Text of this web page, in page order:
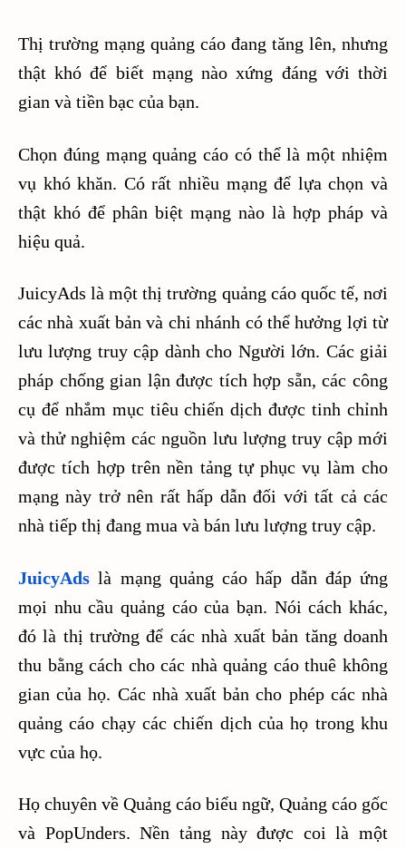
Thị trường mạng quảng cáo đang tăng lên, nhưng
thật khó để biết mạng nào xứng đáng với thời
gian và tiền bạc của bạn.
Chọn đúng mạng quảng cáo có thể là một nhiệm
vụ khó khăn. Có rất nhiều mạng để lựa chọn và
thật khó để phân biệt mạng nào là hợp pháp và
hiệu quả.
JuicyAds là một thị trường quảng cáo quốc tế, nơi
các nhà xuất bản và chi nhánh có thể hưởng lợi từ
lưu lượng truy cập dành cho Người lớn. Các giải
pháp chống gian lận được tích hợp sẵn, các công
cụ để nhắm mục tiêu chiến dịch được tinh chỉnh
và thử nghiệm các nguồn lưu lượng truy cập mới
được tích hợp trên nền tảng tự phục vụ làm cho
mạng này trở nên rất hấp dẫn đối với tất cả các
nhà tiếp thị đang mua và bán lưu lượng truy cập.
JuicyAds là mạng quảng cáo hấp dẫn đáp ứng
mọi nhu cầu quảng cáo của bạn. Nói cách khác,
đó là thị trường để các nhà xuất bản tăng doanh
thu bằng cách cho các nhà quảng cáo thuê không
gian của họ. Các nhà xuất bản cho phép các nhà
quảng cáo chạy các chiến dịch của họ trong khu
vực của họ.
Họ chuyên về Quảng cáo biểu ngữ, Quảng cáo gốc
và PopUnders. Nền tảng này được coi là một